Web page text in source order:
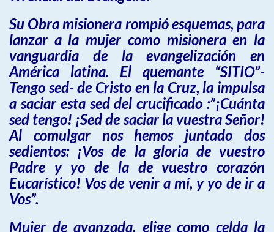
Su Obra misionera rompió esquemas, para
lanzar a la mujer como misionera en la
vanguardia de la evangelización en
América latina. El quemante “SITIO”-
Tengo sed- de Cristo en la Cruz, la impulsa
a saciar esta sed del crucificado :”¡Cuánta
sed tengo! ¡Sed de saciar la vuestra Señor!
Al comulgar nos hemos juntado dos
sedientos: ¡Vos de la gloria de vuestro
Padre y yo de la de vuestro corazón
Eucarístico! Vos de venir a mí, y yo de ir a
Vos”.
Mujer de avanzada, elige como celda la